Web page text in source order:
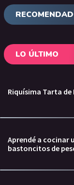
LO ÚLTIMO
Riquísima Tarta de
Aprendé a cocinar
bastoncitos de